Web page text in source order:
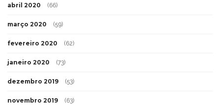
abril 2020 (66)
março 2020 (59)
fevereiro 2020 (62)
janeiro 2020 (73)
dezembro 2019 (53)
novembro 2019 (63)